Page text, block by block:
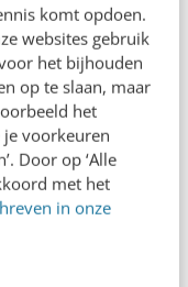
komt opdoen.
websites gebruik
het bijhouden
op te slaan, maar
het
voorkeuren
Door op ‘Alle
met het
in onze
van hun
niet netjes
op hun
ook algemene
hun